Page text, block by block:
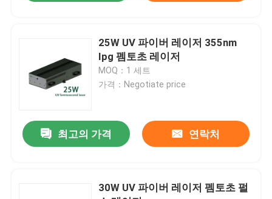
25W UV 파이버 레이저 355nm
Ipg 펨토초 레이저
MOQ：1 세트
가격：Negotiate price
최고의 가격 연락처
30W UV 파이버 레이저 펨토초 펄